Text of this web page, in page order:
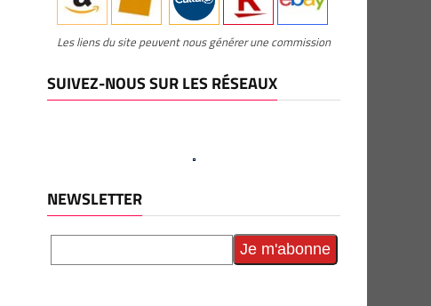
Les liens du site peuvent nous générer une commission
SUIVEZ-NOUS SUR LES RÉSEAUX
NEWSLETTER